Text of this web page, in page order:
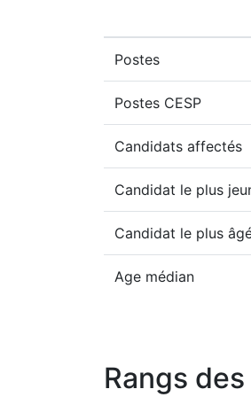
Postes
Postes CESP
Candidats affectés
Candidat le plus
Candidat le plus
Age médian
Rangs